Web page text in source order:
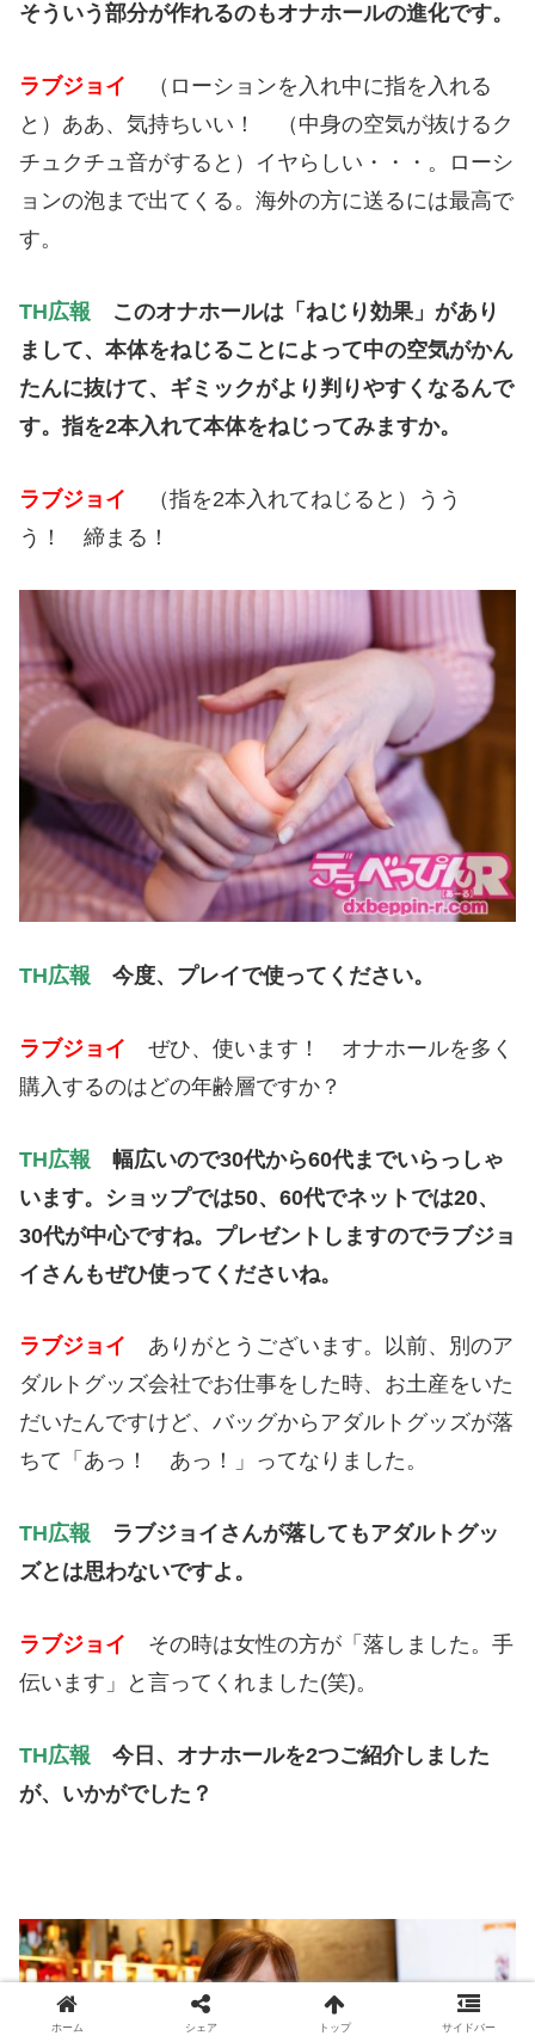
そういう部分が作れるのもオナホールの進化です。
ラブジョイ （ローションを入れ中に指を入れる
と）ああ、気持ちいい！ （中身の空気が抜けるク
チュクチュ音がすると）イヤらしい・・・。ローシ
ョンの泡まで出てくる。海外の方に送るには最高で
す。
TH広報 このオナホールは「ねじり効果」があり
まして、 本体をねじることによって中の空気がかん
たんに抜けて、 ギミックがより判りやすくなるんで
す。指を2本入れて本体をねじってみますか。
ラブジョイ （指を2本入れてねじると）うう
う！ 締まる！
TH広報 今度、プレイで使ってください。
ラブジョイ ぜひ、使います！ オナホールを多く
購入するのはどの年齢層ですか？
TH広報 幅広いので30代から60代までいらっしゃ
います。ショップでは50、60代でネットでは20、
30代が中心ですね。プレゼントしますのでラブジョ
イさんもぜひ使ってくださいね。
ラブジョイ ありがとうございます。以前、別のア
ダルトグッズ会社でお仕事をした時、お土産をいた
だいたんですけど、バッグからアダルトグッズが落
ちて「あっ！ あっ！」ってなりました。
TH広報 ラブジョイさんが落してもアダルトグッ
ズとは思わないですよ。
ラブジョイ その時は女性の方が「落しました。手
伝います」と言ってくれました(笑)。
TH広報 今日、オナホールを2つご紹介しました
が、いかがでした？
ホーム シェア トップ サイドバー